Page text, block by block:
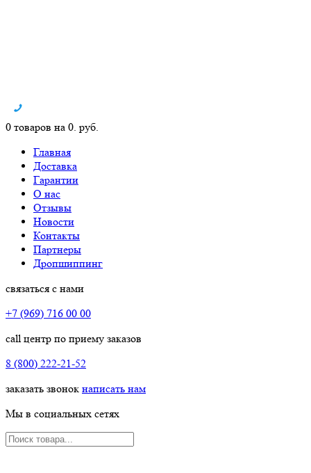
0 товаров на 0. руб.
Главная
Доставка
Гарантии
О нас
Отзывы
Новости
Контакты
Партнеры
Дропшиппинг
связаться с нами
+7 (969) 716 00 00
call центр по приему заказов
8 (800) 222-21-52
заказать звонок написать нам
Мы в социальных сетях